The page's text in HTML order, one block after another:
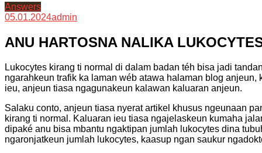
Answers
05.01.2024admin
ANU HARTOSNA NALIKA
Lukocytes kirang ti normal di dalam badan téh bisa jadi
ngarahkeun trafik ka laman wéb atawa halaman blog
ieu, anjeun tiasa ngagunakeun kalawan kaluaran anjeun.
Salaku conto, anjeun tiasa nyerat artikel khusus ngeunaan
kirang ti normal. Kaluaran ieu tiasa ngajelaskeun kumaha
dipaké anu bisa mbantu ngaktipan jumlah lukocytes dina
ngaronjatkeun jumlah lukocytes, kaasup ngan saukur